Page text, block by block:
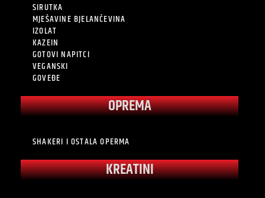
SIRUTKA
MJEŠAVINE BJELANČEVINA
IZOLAT
KAZEIN
GOTOVI NAPITCI
VEGANSKI
GOVEĐE
OPREMA
SHAKERI I OSTALA OPERMA
KREATINI